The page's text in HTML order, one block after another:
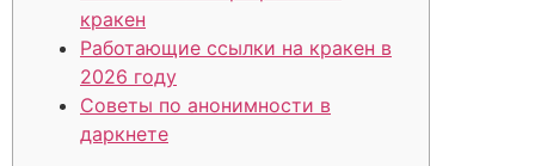
кракен
Работающие ссылки на кракен в
2026 году
Советы по анонимности в
даркнете